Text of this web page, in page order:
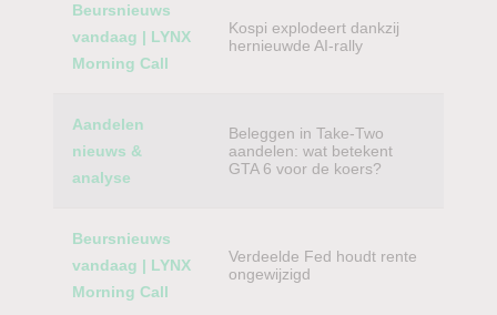
Beursnieuws
vandaag | LYNX
Morning Call
Kospi explodeert dankzij
hernieuwde AI-rally
Aandelen
nieuws &
analyse
Beleggen in Take-Two
aandelen: wat betekent
GTA 6 voor de koers?
Beursnieuws
vandaag | LYNX
Morning Call
Verdeelde Fed houdt rente
ongewijzigd